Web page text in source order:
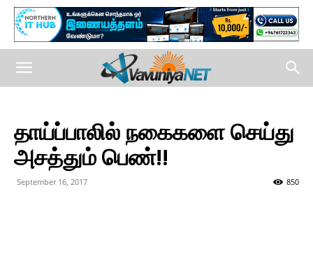
தாய்ப்பாலில் நகைகளை செய்து
அசத்தும் பெண்!!
September 16, 2017 850